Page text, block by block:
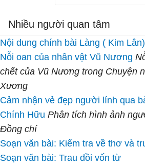
Nhiều người quan tâm
Nội dung chính bài Làng ( Kim Lân)
Nỗi oan của nhân vật Vũ Nương
chết của Vũ Nương trong Chuyện
Xương
Cảm nhận vẻ đẹp người lính qua
Chính Hữu Phân tích hình ảnh
Đồng chí
Soạn văn bài: Kiểm tra về thơ và
Soạn văn bài: Trau dồi vốn từ